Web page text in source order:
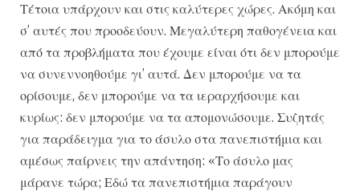
Τέτοια υπάρχουν και στις καλύτερες χώρες. Ακόμη και
σ’ αυτές που προοδεύουν. Μεγαλύτερη παθογένεια και
από τα προβλήματα που έχουμε είναι ότι δεν μπορούμε
να συνεννοηθούμε γι’ αυτά. Δεν μπορούμε να τα
ορίσουμε, δεν μπορούμε να τα ιεραρχήσουμε και
κυρίως: δεν μπορούμε να τα απομονώσουμε. Συζητάς
για παράδειγμα για το άσυλο στα πανεπιστήμια και
αμέσως παίρνεις την απάντηση: «Το άσυλο μας
μάρανε τώρα; Εδώ τα πανεπιστήμια παράγουν